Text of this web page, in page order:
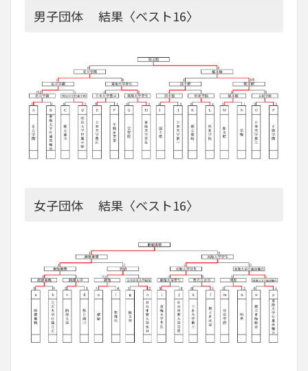
男子団体 結果〈ベスト16〉
女子団体 結果〈ベスト16〉